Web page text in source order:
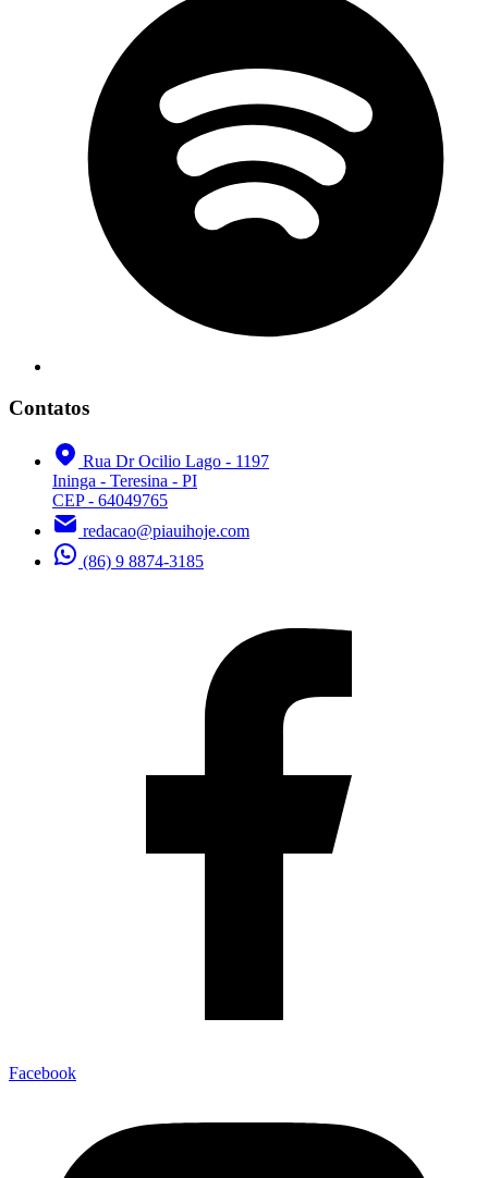
Contatos
Rua Dr Ocilio Lago - 1197
Ininga - Teresina - PI
CEP - 64049765
redacao@piauihoje.com
(86) 9 8874-3185
Facebook